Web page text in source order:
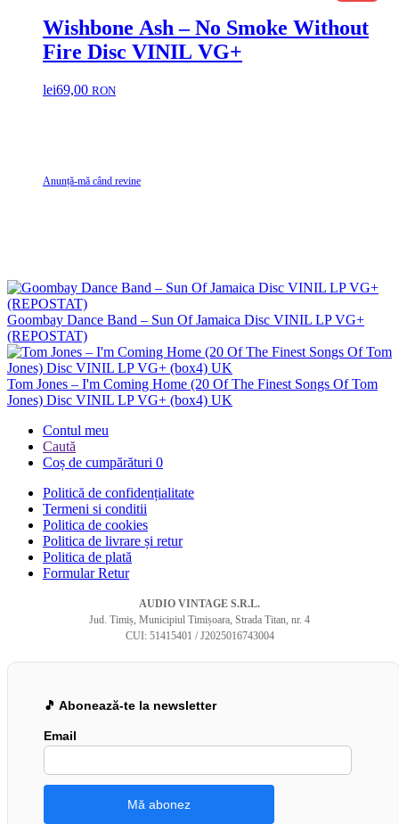
Wishbone Ash – No Smoke Without
Fire Disc VINIL VG+
lei69,00 RON
Anunță-mă când revine
Goombay Dance Band – Sun Of Jamaica Disc VINIL LP VG+
(REPOSTAT)
Tom Jones – I'm Coming Home (20 Of The Finest Songs Of Tom
Jones) Disc VINIL LP VG+ (box4) UK
Contul meu
Caută
Coș de cumpărături 0
Politică de confidențialitate
Termeni si conditii
Politica de cookies
Politica de livrare și retur
Politica de plată
Formular Retur
AUDIO VINTAGE S.R.L.
Jud. Timiș, Municipiul Timișoara, Strada Titan, nr. 4
CUI: 51415401 / J2025016743004
🎵 Abonează-te la newsletter
Email